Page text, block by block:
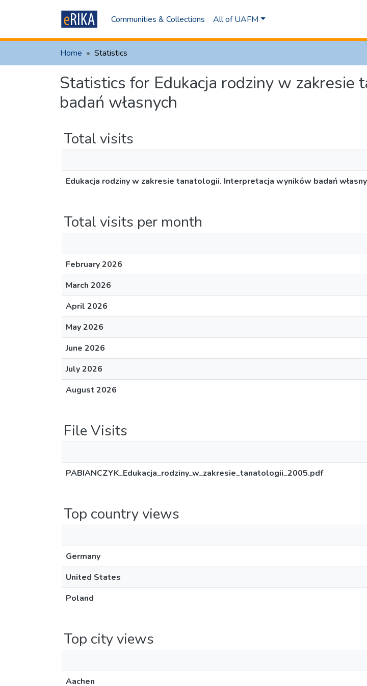
Communities & Collections All of UAFM
Home Statistics
Statistics for Edukacja rodziny w
badań własnych
Total visits
Edukacja rodziny w zakresie tanatologii. Interpretacja wyników badań
Total visits per month
February 2026
March 2026
April 2026
May 2026
June 2026
July 2026
August 2026
File Visits
PABIANCZYK_Edukacja_rodziny_w_zakresie_tanatologii_2005.pdf
Top country views
Germany
United States
Poland
Top city views
Aachen